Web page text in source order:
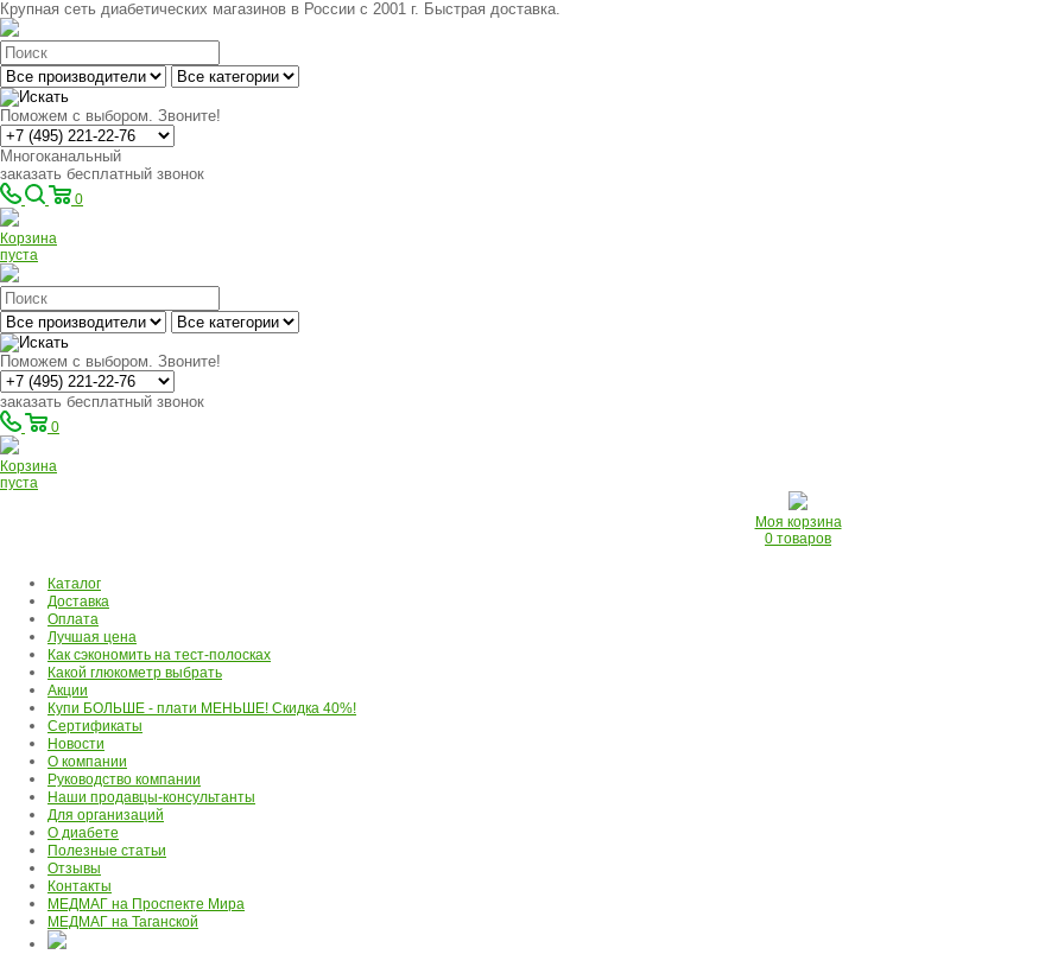
Крупная сеть диабетических магазинов в России с 2001 г. Быстрая доставка.
Поможем с выбором. Звоните!
Многоканальный
заказать бесплатный звонок
0
Корзина
пуста
Поможем с выбором. Звоните!
заказать бесплатный звонок
0
Корзина
пуста
Моя корзина
0 товаров
Каталог
Доставка
Оплата
Лучшая цена
Как сэкономить на тест-полосках
Какой глюкометр выбрать
Акции
Купи БОЛЬШЕ - плати МЕНЬШЕ! Скидка 40%!
Сертификаты
Новости
О компании
Руководство компании
Наши продавцы-консультанты
Для организаций
О диабете
Полезные статьи
Отзывы
Контакты
МЕДМАГ на Проспекте Мира
МЕДМАГ на Таганской